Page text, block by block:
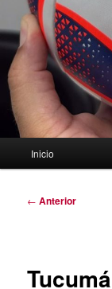
Inicio
Navegación
← Anterior